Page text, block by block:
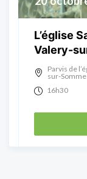
L’église
Valery-
Parvis de
sur-Somme
16h30